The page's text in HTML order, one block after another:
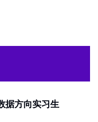
据方向实习生